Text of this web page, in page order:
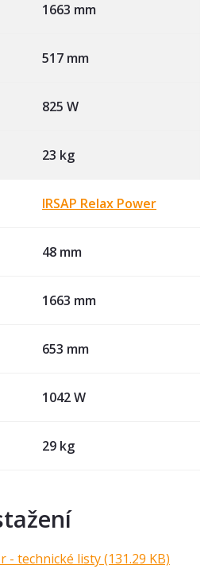
1663 mm
517 mm
825 W
23 kg
IRSAP Relax Power
48 mm
1663 mm
653 mm
1042 W
29 kg
- technické listy (131.29 KB)